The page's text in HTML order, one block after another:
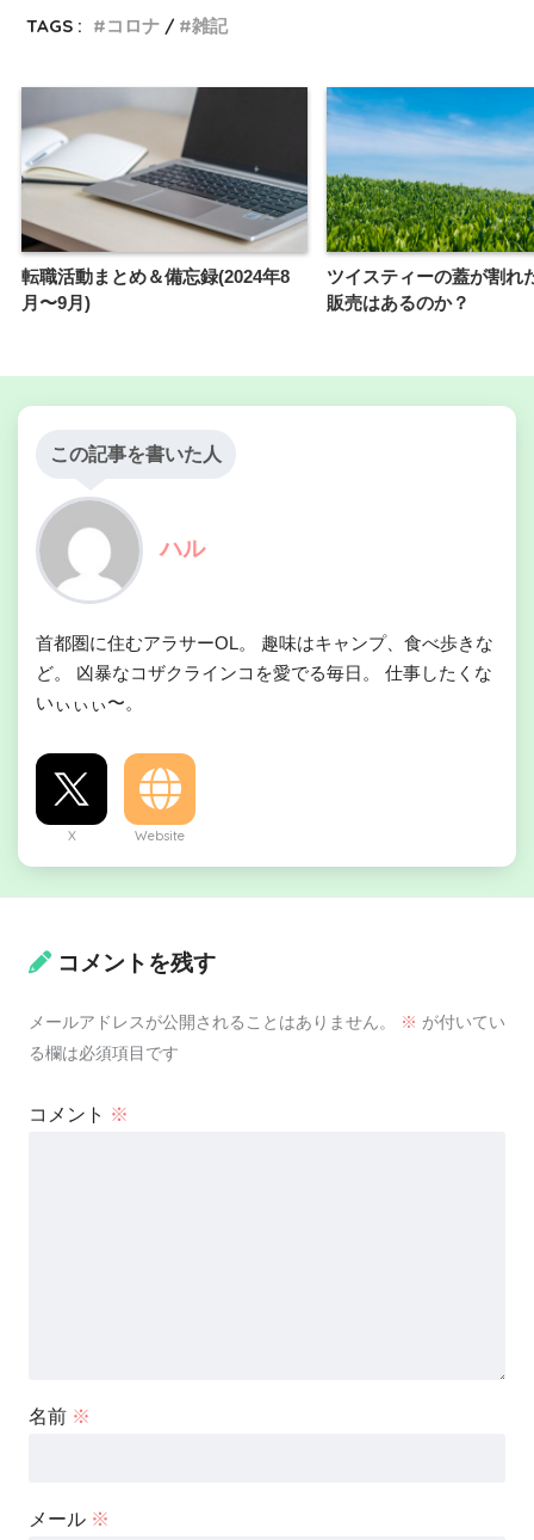
TAGS :
コロナ 雑記
転職活動まとめ＆備忘録(2024年8
月〜9月)
ツイスティーの蓋が割れ
販売はあるのか？
この記事を書いた人
ハル
首都圏に住むアラサーOL。 趣味はキャンプ、食べ歩きな
ど。 凶暴なコザクラインコを愛でる毎日。 仕事したくな
いぃぃぃ〜。
X Website
コメントを残す
メールアドレスが公開されることはありません。 ※ が付いてい
る欄は必須項目です
コメント ※
名前 ※
メール ※